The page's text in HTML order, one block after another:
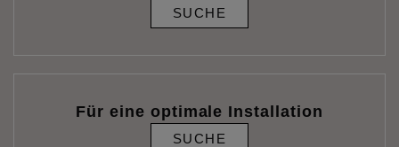
SUCHE
Für eine optimale Installation
SUCHE